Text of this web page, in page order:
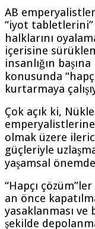
AB
“iyot tabletlerini”
halklarını
içerisine
insanlığın
konusunda
kurtarmaya
Çok açık ki,
olmak üzere
güçleriyle
yaşamsal
“Hapçı
an önce
yasaklanması ve
şekilde